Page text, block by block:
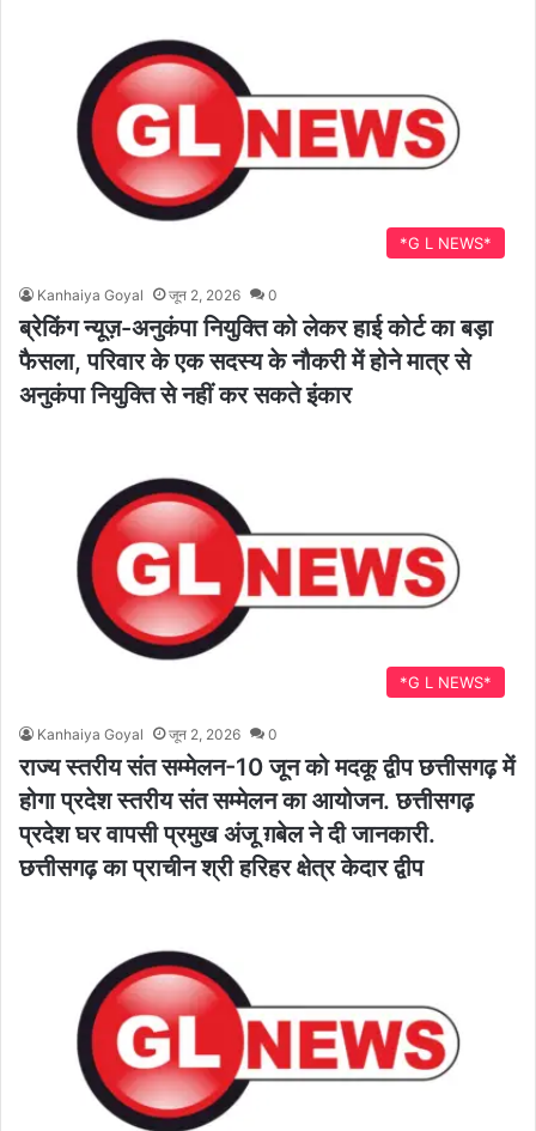
*G L NEWS*
Kanhaiya Goyal जून 2, 2026 0
ब्रेकिंग न्यूज़-अनुकंपा नियुक्ति को लेकर हाई कोर्ट का बड़ा
फैसला, परिवार के एक सदस्य के नौकरी में होने मात्र से
अनुकंपा नियुक्ति से नहीं कर सकते इंकार
*G L NEWS*
Kanhaiya Goyal जून 2, 2026 0
राज्य स्तरीय संत सम्मेलन-10 जून को मदकू द्वीप छत्तीसगढ़ में
होगा प्रदेश स्तरीय संत सम्मेलन का आयोजन. छत्तीसगढ़
प्रदेश घर वापसी प्रमुख अंजू ग़बेल ने दी जानकारी.
छत्तीसगढ़ का प्राचीन श्री हरिहर क्षेत्र केदार द्वीप